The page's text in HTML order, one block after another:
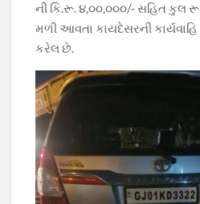
ની કિ.રૂ. ૪,૦૦,૦૦૦/- સહિત કુલ
મળી આવતા કાયદેસરની કાર્યવાહિ
કરેલ છે.